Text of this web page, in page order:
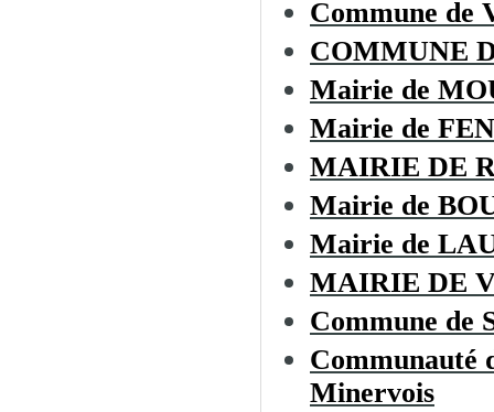
Commune
COMMUNE
Mairie de
Mairie de
MAIRIE DE
Mairie de
Mairie de
MAIRIE DE
Commune de
Communauté
Minervois